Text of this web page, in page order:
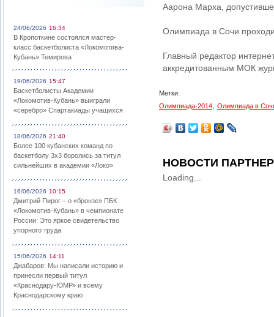
24/06/2026 16:34
В Кропоткине состоялся мастер-
класс баскетболиста «Локомотива-
Кубань» Темирова
19/06/2026 15:47
Баскетболисты Академии
«Локомотив-Кубань» выиграли
«серебро» Спартакиады учащихся
18/06/2026 21:40
Более 100 кубанских команд по
баскетболу 3х3 боролись за титул
сильнейших в академии «Локо»
16/06/2026 10:15
Дмитрий Пирог – о «бронзе» ПБК
«Локомотив-Кубань» в чемпионате
России: Это яркое свидетельство
упорного труда
15/06/2026 14:11
Джабаров: Мы написали историю и
принесли первый титул
«Краснодару-ЮМР» и всему
Краснодарскому краю
Аарона Марха,
Олимпиада в Сочи
Главный редактор
аккредитованным МОК
Метки:
Олимпиада-2014
Олимпиада в
НОВОСТИ
Loading...